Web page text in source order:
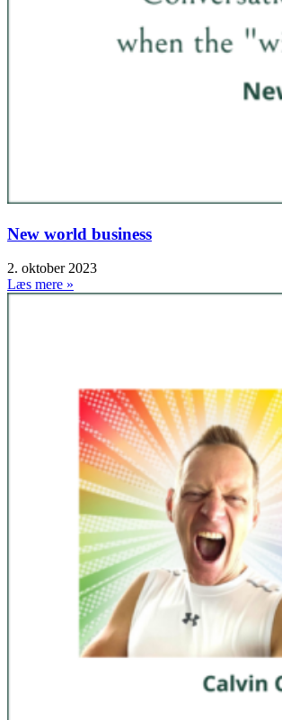
New world business
2. oktober 2023
Læs mere »